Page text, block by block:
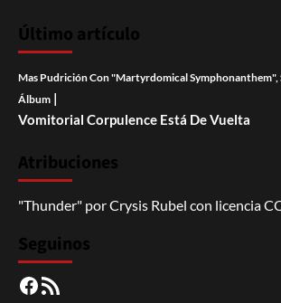
Último artículo
Mas Pudrición Con "Martyrdomical Symphonanthem",
Álbum |
Vomitorial Corpulence Está De Vuelta
Atribuciones
"Thunder" porCrysis Rubel con licencia
Seguinos
Facebook
RSS